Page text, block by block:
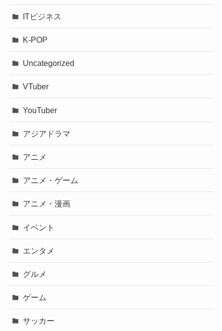
ITビジネス
K-POP
Uncategorized
VTuber
YouTuber
アジアドラマ
アニメ
アニメ・ゲーム
アニメ・漫画
イベント
エンタメ
グルメ
ゲーム
サッカー